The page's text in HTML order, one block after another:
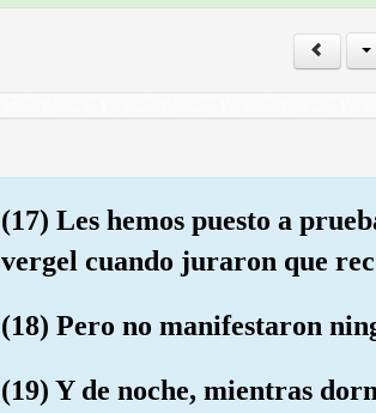
(17) Les hemos puesto a
vergel cuando juraron que
(18) Pero no manifestaron
(19) Y de noche, mientras